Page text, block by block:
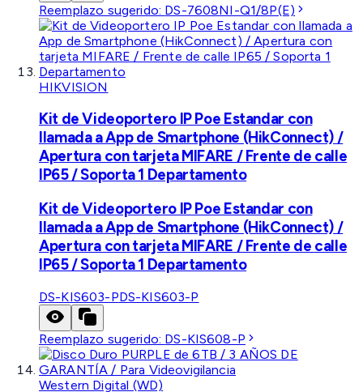
Reemplazo sugerido: DS-7608NI-Q1/8P(E)
HIKVISION
Kit de Videoportero IP Poe Estandar con
llamada a App de Smartphone (HikConnect) /
Apertura con tarjeta MIFARE / Frente de calle
IP65 / Soporta 1 Departamento
Kit de Videoportero IP Poe Estandar con
llamada a App de Smartphone (HikConnect) /
Apertura con tarjeta MIFARE / Frente de calle
IP65 / Soporta 1 Departamento
DS-KIS603-PDS-KIS603-P
Reemplazo sugerido: DS-KIS608-P
Western Digital (WD)